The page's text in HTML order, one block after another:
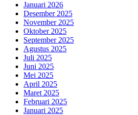
Januari 2026
Desember 2025
November 2025
Oktober 2025
September 2025
Agustus 2025
Juli 2025
Juni 2025
Mei 2025
April 2025
Maret 2025
Februari 2025
Januari 2025